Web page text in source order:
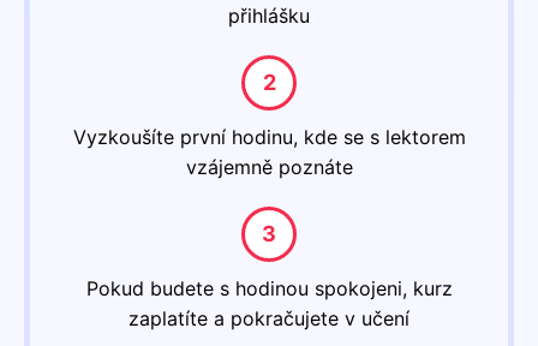
přihlášku
Vyzkoušíte první hodinu, kde se s lektorem
vzájemně poznáte
Pokud budete s hodinou spokojeni, kurz
zaplatíte a pokračujete v učení